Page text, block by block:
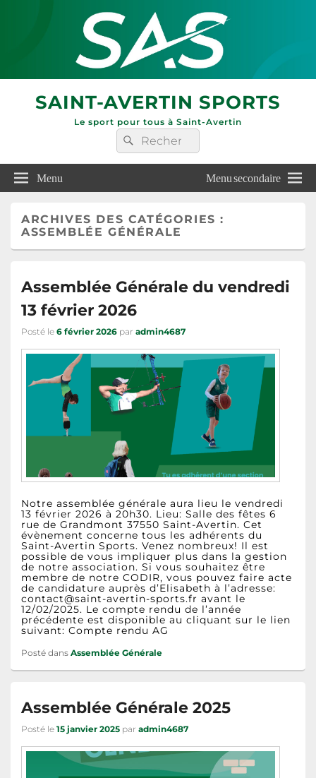
SAINT-AVERTIN SPORTS
Le sport pour tous à Saint-Avertin
Recherche :
Rechercher
Menu Menu secondaire
ARCHIVES DES CATÉGORIES :
ASSEMBLÉE GÉNÉRALE
Assemblée Générale du vendredi
13 février 2026
Posté le 6 février 2026 par admin4687
Notre assemblée générale aura lieu le vendredi
13 février 2026 à 20h30. Lieu: Salle des fêtes 6
rue de Grandmont 37550 Saint-Avertin. Cet
évènement concerne tous les adhérents du
Saint-Avertin Sports. Venez nombreux! Il est
possible de vous impliquer plus dans la gestion
de notre association. Si vous souhaitez être
membre de notre CODIR, vous pouvez faire acte
de candidature auprès d’Elisabeth à l’adresse:
contact@saint-avertin-sports.fr avant le
12/02/2025. Le compte rendu de l’année
précédente est disponible au cliquant sur le lien
suivant: Compte rendu AG
Posté dans Assemblée Générale
Assemblée Générale 2025
Posté le 15 janvier 2025 par admin4687